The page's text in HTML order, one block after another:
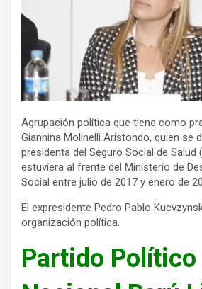
Agrupación política que tiene como
Giannina Molinelli Aristondo, quien se
presidenta del Seguro Social de Salud
estuviera al frente del Ministerio de
Social entre julio de 2017 y enero de
El expresidente Pedro Pablo
organización política.
Partido Político